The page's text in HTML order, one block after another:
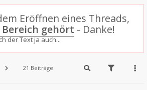
Eröffnen eines Threads,
gehört - Danke!
der Text ja auch...
21 Beiträge